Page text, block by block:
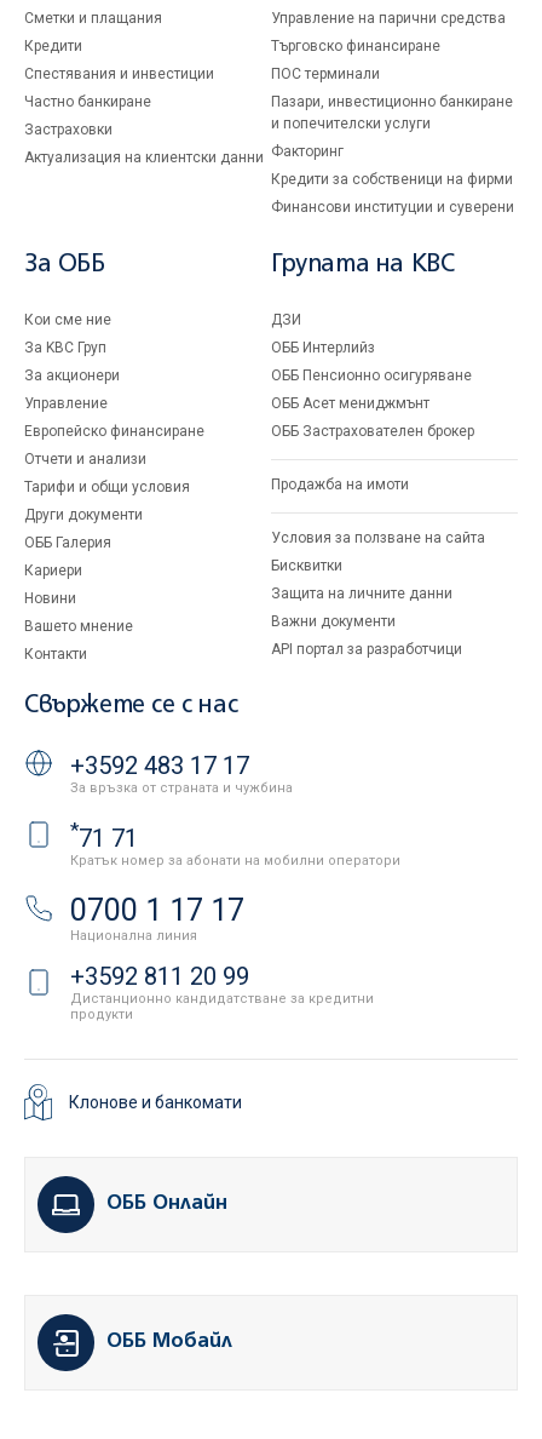
Сметки и плащания
Кредити
Спестявания и инвестиции
Частно банкиране
Застраховки
Актуализация на клиентски данни
Управление на парични средства
Търговско финансиране
ПОС терминали
Пазари, инвестиционно банкиране
и попечителски услуги
Факторинг
Кредити за собственици на фирми
Финансови институции и суверени
За ОББ
Кои сме ние
За KBC Груп
За акционери
Управление
Европейско финансиране
Отчети и анализи
Тарифи и общи условия
Други документи
ОББ Галерия
Кариери
Новини
Вашето мнение
Контакти
Групата на KBC
ДЗИ
ОББ Интерлийз
ОББ Пенсионно осигуряване
ОББ Асет мениджмънт
ОББ Застрахователен брокер
Продажба на имоти
Условия за ползване на сайта
Бисквитки
Защита на личните данни
Важни документи
API портал за разработчици
Свържете се с нас
+3592 483 17 17
За връзка от страната и чужбина
*71 71
Кратък номер за абонати на мобилни оператори
0700 1 17 17
Национална линия
+3592 811 20 99
Дистанционно кандидатстване за кредитни
продукти
Клонове и банкомати
ОББ Онлайн
ОББ Мобайл